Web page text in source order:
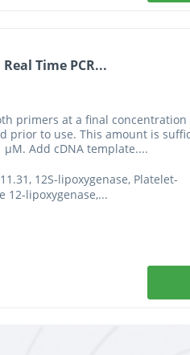
Time PCR...
primers at a final
prior to use. This amount is
Add cDNA template....
12S-lipoxygenase, Platelet-
12-lipoxygenase,...